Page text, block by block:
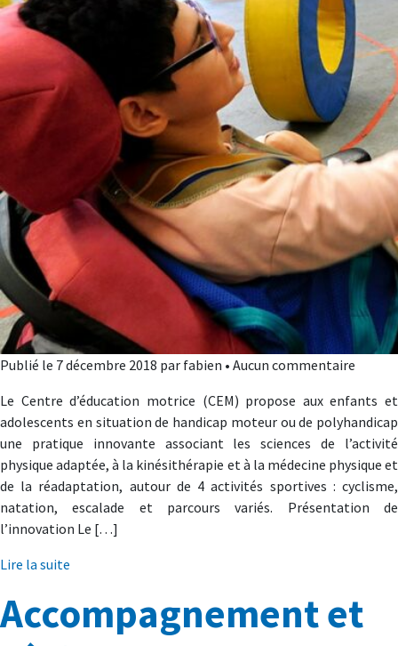
Publié le 7 décembre 2018 par fabien • Aucun commentaire
Le Centre d’éducation motrice (CEM) propose aux enfants et
adolescents en situation de handicap moteur ou de polyhandicap
une pratique innovante associant les sciences de l’activité
physique adaptée, à la kinésithérapie et à la médecine physique et
de la réadaptation, autour de 4 activités sportives : cyclisme,
natation, escalade et parcours variés. Présentation de
l’innovation Le […]
Lire la suite
Accompagnement et